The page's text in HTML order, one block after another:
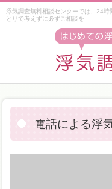
電話による浮
浮気調査無料相談センターでは、24
とりで考えずに必ずご相談を